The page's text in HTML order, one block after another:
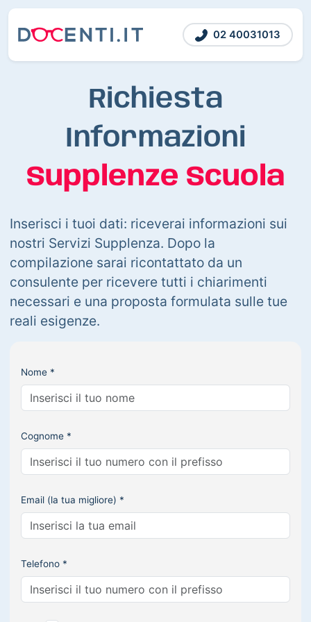
02 40031013
Richiesta
Informazioni
Supplenze Scuola
Inserisci i tuoi dati: riceverai informazioni sui
nostri Servizi Supplenza. Dopo la
compilazione sarai ricontattato da un
consulente per ricevere tutti i chiarimenti
necessari e una proposta formulata sulle tue
reali esigenze.
Nome *
Cognome *
Email (la tua migliore) *
Telefono *